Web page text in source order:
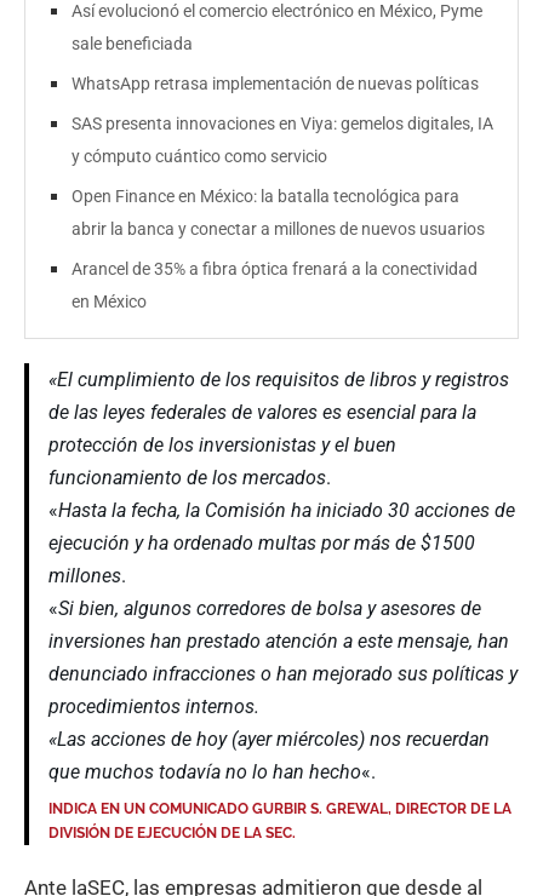
Así evolucionó el comercio electrónico en México, Pyme
sale beneficiada
WhatsApp retrasa implementación de nuevas políticas
SAS presenta innovaciones en Viya: gemelos digitales, IA
y cómputo cuántico como servicio
Open Finance en México: la batalla tecnológica para
abrir la banca y conectar a millones de nuevos usuarios
Arancel de 35% a fibra óptica frenará a la conectividad
en México
«El cumplimiento de los requisitos de libros y registros
de las leyes federales de valores es esencial para la
protección de los inversionistas y el buen
funcionamiento de los mercados.
«Hasta la fecha, la Comisión ha iniciado 30 acciones de
ejecución y ha ordenado multas por más de $1500
millones.
«Si bien, algunos corredores de bolsa y asesores de
inversiones han prestado atención a este mensaje, han
denunciado infracciones o han mejorado sus políticas y
procedimientos internos.
«Las acciones de hoy (ayer miércoles) nos recuerdan
que muchos todavía no lo han hecho«.
INDICA EN UN COMUNICADO GURBIR S. GREWAL, DIRECTOR DE LA
DIVISIÓN DE EJECUCIÓN DE LA SEC.
Ante laSEC, las empresas admitieron que desde al